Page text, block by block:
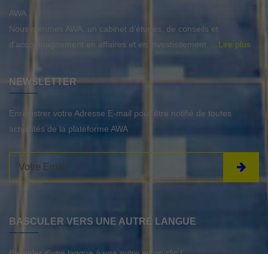
AWA
Nous sommes AWA, un cabinet d’études, de conseils et
d'accompagnement en affaires et en investissement.
...Lire plus
NEWSLETTER
Enregistrer votre Adresse E-mail pour être notifié de toutes
actualités de la plateforme AWA
BASCULER VERS UNE AUTRE LANGUE